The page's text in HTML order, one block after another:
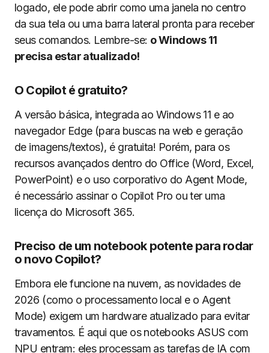
logado, ele pode abrir como uma janela no centro
da sua tela ou uma barra lateral pronta para receber
seus comandos. Lembre-se: o Windows 11
precisa estar atualizado!
O Copilot é gratuito?
A versão básica, integrada ao Windows 11 e ao
navegador Edge (para buscas na web e geração
de imagens/textos), é gratuita! Porém, para os
recursos avançados dentro do Office (Word, Excel,
PowerPoint) e o uso corporativo do Agent Mode,
é necessário assinar o Copilot Pro ou ter uma
licença do Microsoft 365.
Preciso de um notebook potente para rodar
o novo Copilot?
Embora ele funcione na nuvem, as novidades de
2026 (como o processamento local e o Agent
Mode) exigem um hardware atualizado para evitar
travamentos. É aqui que os notebooks ASUS com
NPU entram: eles processam as tarefas de IA com